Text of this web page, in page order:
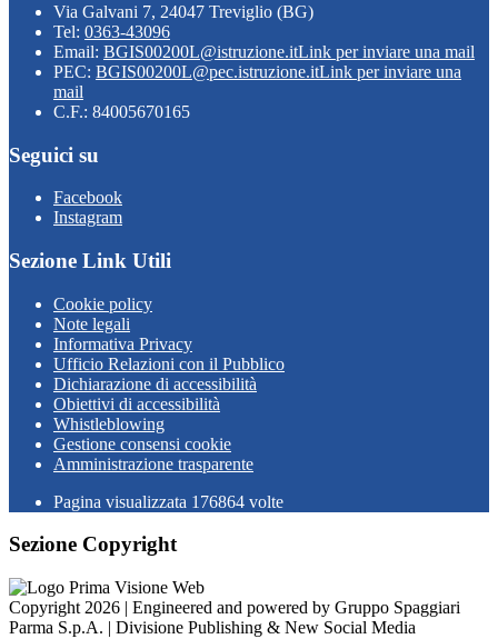
Via Galvani 7, 24047 Treviglio (BG)
Tel: 0363-43096
Email: BGIS00200L@istruzione.itLink per inviare una mail
PEC: BGIS00200L@pec.istruzione.itLink per inviare una
mail
C.F.: 84005670165
Seguici su
Facebook
Instagram
Sezione Link Utili
Cookie policy
Note legali
Informativa Privacy
Ufficio Relazioni con il Pubblico
Dichiarazione di accessibilità
Obiettivi di accessibilità
Whistleblowing
Gestione consensi cookie
Amministrazione trasparente
Pagina visualizzata 176864 volte
Sezione Copyright
Copyright 2026 | Engineered and powered by Gruppo Spaggiari
Parma S.p.A. | Divisione Publishing & New Social Media